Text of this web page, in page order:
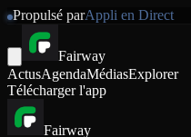
Propulsé parAppli en Direct
Fairway
ActusAgendaMédiasExplorer
Télécharger l'app
Fairway